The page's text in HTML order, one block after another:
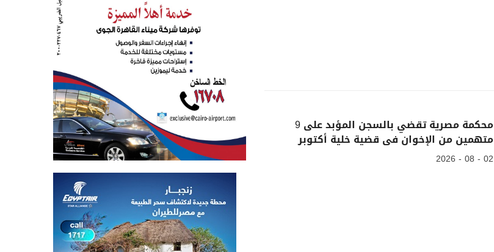
محكمة مصرية تقضي بالسجن المؤبد على 9
متهمين من الإخوان فى قضية خلية أكتوبر
02 - 08 - 2026